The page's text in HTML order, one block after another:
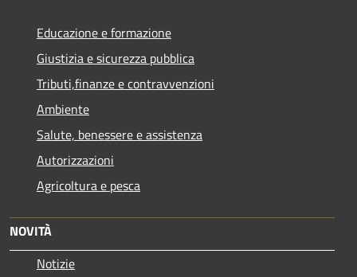
Educazione e formazione
Giustizia e sicurezza pubblica
Tributi,finanze e contravvenzioni
Ambiente
Salute, benessere e assistenza
Autorizzazioni
Agricoltura e pesca
NOVITÀ
Notizie